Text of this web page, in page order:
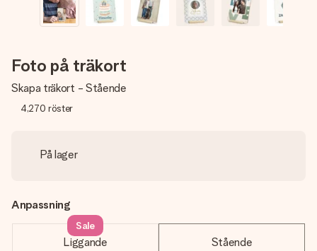
Foto på träkort
Skapa träkort - Stående
4,270 röster
På lager
Anpassning
Liggande
Sale
Stående